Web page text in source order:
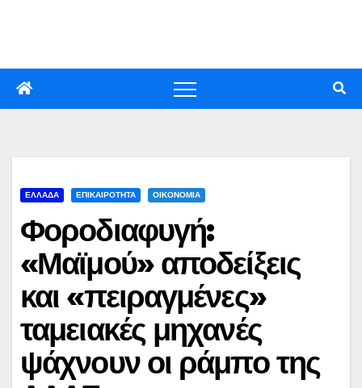
ΕΛΛΑΔΑ ΕΠΙΚΑΙΡΟΤΗΤΑ ΟΙΚΟΝΟΜΙΑ
Φοροδιαφυγή:
«Μαϊμού» αποδείξεις
και «πειραγμένες»
ταμειακές μηχανές
ψάχνουν οι ράμπο της